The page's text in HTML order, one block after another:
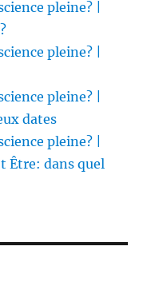
pleine? |
pleine? |
pleine? |
dates
pleine? |
Être: dans quel